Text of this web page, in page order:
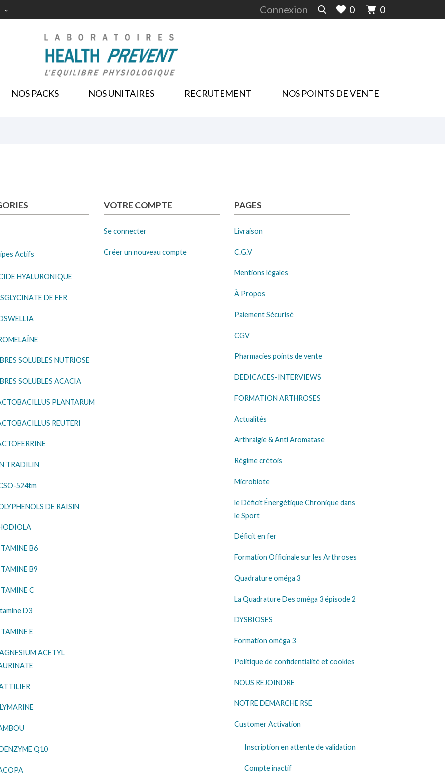
 Connexion 0 0
NOS PACKS NOS UNITAIRES RECRUTEMENT NOS POINTS DE VENTE
Actifs
HYALURONIQUE
DE FER
SOLUBLES NUTRIOSE
SOLUBLES ACACIA
PLANTARUM
REUTERI
TRADILIN
524tm
DE RAISIN
B6
B9
C
D3
E
ACETYL
Q10
VOTRE COMPTE
Se connecter
Créer un nouveau compte
PAGES
Livraison
C.G.V
Mentions légales
À Propos
Paiement Sécurisé
CGV
Pharmacies points de vente
DEDICACES-INTERVIEWS
FORMATION ARTHROSES
Actualités
Arthralgie & Anti Aromatase
Régime crétois
Microbiote
le Déficit Énergétique Chronique dans
le Sport
Déficit en fer
Formation Officinale sur les Arthroses
Quadrature oméga 3
La Quadrature Des oméga 3 épisode 2
DYSBIOSES
Formation oméga 3
Politique de confidentialité et cookies
NOUS REJOINDRE
NOTRE DEMARCHE RSE
Customer Activation
Inscription en attente de validation
Compte inactif